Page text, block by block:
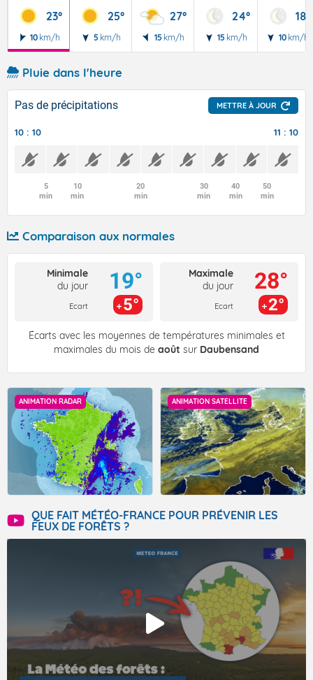
23°
10 km/h
25°
5 km/h
27°
15 km/h
24°
15 km/h
18°
10 km/h
Pluie dans l'heure
Pas de précipitations METTRE À JOUR
10 : 10 11 : 10
5
min
10
min
20
min
30
min
40
min
50
min
Comparaison aux normales
Minimale
du jour
Ecart
19°
5°
Maximale
du jour
Ecart
28°
2°
Écarts avec les moyennes de températures minimales et
maximales du mois de août sur Daubensand
ANIMATION RADAR ANIMATION SATELLITE
QUE FAIT MÉTÉO-FRANCE POUR PRÉVENIR LES
FEUX DE FORÊTS ?